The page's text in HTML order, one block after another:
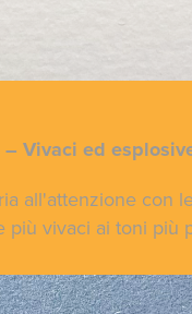
– Vivaci ed
all'attenzione con
più vivaci ai toni più